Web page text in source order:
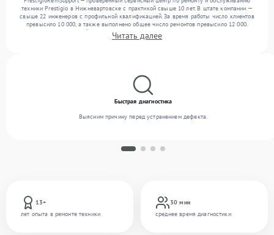
техники Prestigio в Нижневартовске с практикой свыше 10 лет. В штате компании —
свыше 22 инженеров с профильной квалификацией. За время работы число клиентов
превысило 10 000, а также выполнено общее число ремонтов превысило 12 000.
Ежемесячно в сервисный центр поступает свыше 300 единиц техники, включая , , . Мы
выполняем ремонт различного уровня сложности и обеспечиваем надежный
Читать далее
13+
лет опыта в ремонте техники
30 мин
среднее время диагностики
Быстрая диагностика
Выясним причину перед устранением дефекта.